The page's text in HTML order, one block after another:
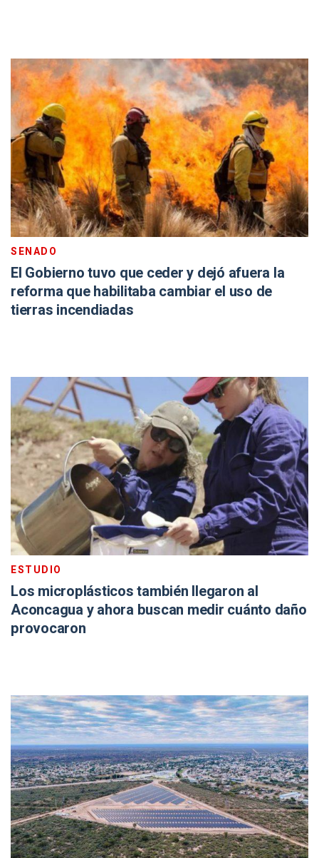
SENADO
El Gobierno tuvo que ceder y dejó afuera la
reforma que habilitaba cambiar el uso de
tierras incendiadas
ESTUDIO
Los microplásticos también llegaron al
Aconcagua y ahora buscan medir cuánto daño
provocaron